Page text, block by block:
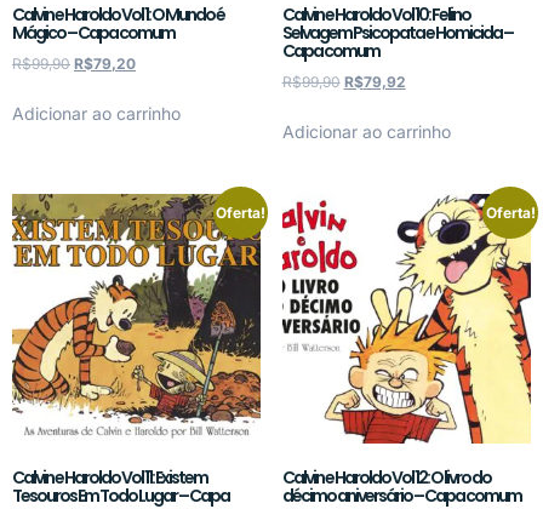
Calvin e Haroldo Vol 1: O Mundo é
Mágico – Capa comum
R$99,90 R$79,20
Adicionar ao carrinho
Calvin e Haroldo Vol 10: Felino
Selvagem Psicopata e Homicida –
Capa comum
R$99,90 R$79,92
Adicionar ao carrinho
Oferta!
Calvin e Haroldo Vol 11: Existem
Tesouros Em Todo Lugar – Capa
Oferta!
Calvin e Haroldo Vol 12: O livro do
décimo aniversário – Capa comum